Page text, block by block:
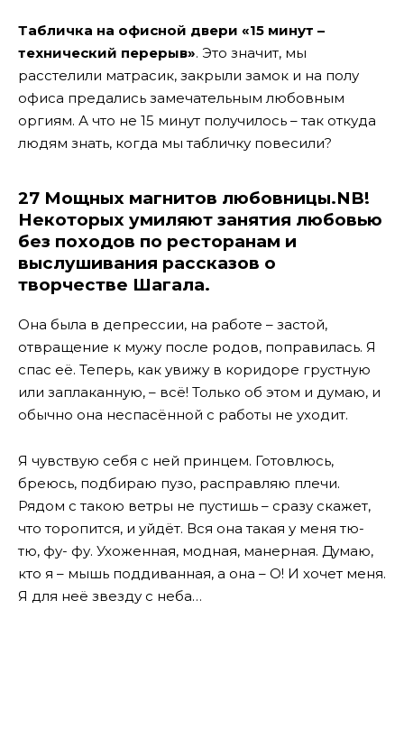
Табличка на офисной двери «15 минут –
технический перерыв». Это значит, мы
расстелили матрасик, закрыли замок и на полу
офиса предались замечательным любовным
оргиям. А что не 15 минут получилось – так откуда
людям знать, когда мы табличку повесили?
27 Мощных магнитов любовницы.NB!
Некоторых умиляют занятия любовью
без походов по ресторанам и
выслушивания рассказов о
творчестве Шагала.
Она была в депрессии, на работе – застой,
отвращение к мужу после родов, поправилась. Я
спас её. Теперь, как увижу в коридоре грустную
или заплаканную, – всё! Только об этом и думаю, и
обычно она неспасённой с работы не уходит.
Я чувствую себя с ней принцем. Готовлюсь,
бреюсь, подбираю пузо, расправляю плечи.
Рядом с такою ветры не пустишь – сразу скажет,
что торопится, и уйдёт. Вся она такая у меня тю-
тю, фу- фу. Ухоженная, модная, манерная. Думаю,
кто я – мышь поддиванная, а она – О! И хочет меня.
Я для неё звезду с неба…